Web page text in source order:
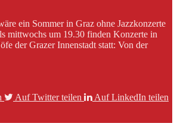
ein Sommer in Graz ohne Jazzkonzerte
mittwochs um 19.30 finden Konzerte in
der Grazer Innenstadt statt: Von der
Auf Twitter teilen
Auf LinkedIn teilen